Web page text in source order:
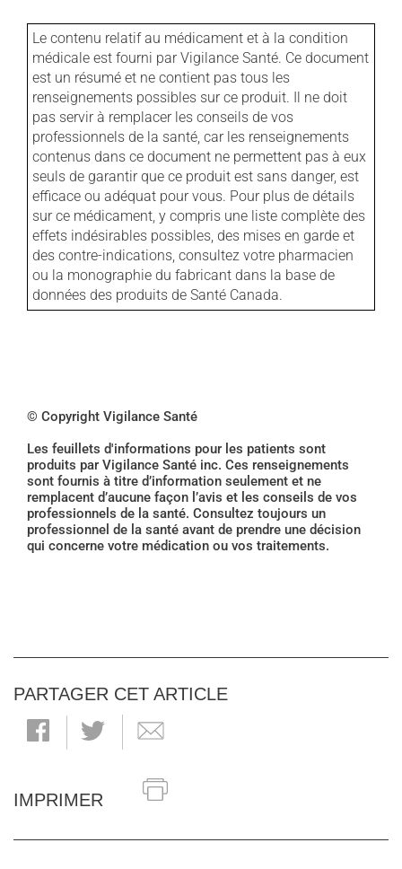
Le contenu relatif au médicament et à la condition
médicale est fourni par Vigilance Santé. Ce document
est un résumé et ne contient pas tous les
renseignements possibles sur ce produit. Il ne doit
pas servir à remplacer les conseils de vos
professionnels de la santé, car les renseignements
contenus dans ce document ne permettent pas à eux
seuls de garantir que ce produit est sans danger, est
efficace ou adéquat pour vous. Pour plus de détails
sur ce médicament, y compris une liste complète des
effets indésirables possibles, des mises en garde et
des contre-indications, consultez votre pharmacien
ou la monographie du fabricant dans la base de
données des produits de Santé Canada.
© Copyright Vigilance Santé
Les feuillets d'informations pour les patients sont
produits par Vigilance Santé inc. Ces renseignements
sont fournis à titre d’information seulement et ne
remplacent d’aucune façon l’avis et les conseils de vos
professionnels de la santé. Consultez toujours un
professionnel de la santé avant de prendre une décision
qui concerne votre médication ou vos traitements.
PARTAGER CET ARTICLE
IMPRIMER